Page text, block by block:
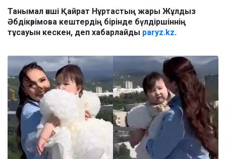
Танымал әнші Қайрат Нұртастың жары Жұлдыз
Әбдікәрімова кештердің бірінде бүлдіршіннің
тұсауын кескен, деп хабарлайды paryz.kz.